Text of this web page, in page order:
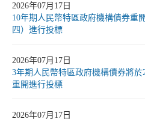
2026年07月17日
10年期人民幣特區政府機構債券重
四）進行投標
2026年07月17日
3年期人民幣特區政府機構債券將於
重開進行投標
2026年07月17日